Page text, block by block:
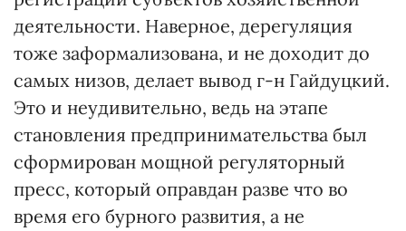
деятельности. Наверное, дерегуляция
тоже заформализована, и не доходит до
самых низов, делает вывод г-н Гайдуцкий.
Это и неудивительно, ведь на этапе
становления предпринимательства был
сформирован мощной регуляторный
пресс, который оправдан разве что во
время его бурного развития, а не